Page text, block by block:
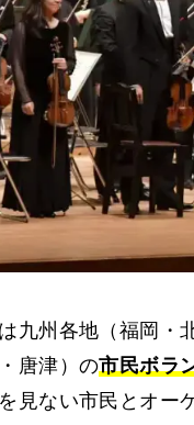
九州各地（福岡・
唐津）の市民ボラ
見ない市民とオー